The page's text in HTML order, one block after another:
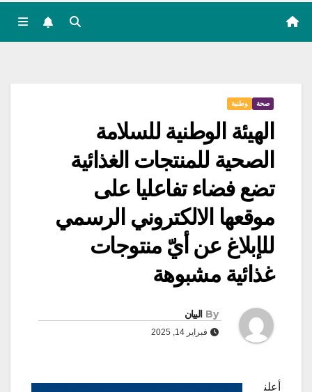
صحة وطنية
الهيئة الوطنية للسلامة
الصحية للمنتجات الغذائية
تضع فضاء تفاعليا على
موقعها الالكتروني الرسمي
للإبلاغ عن أيّ منتوجات
غذائية مشبوهة
By البيان
فبراير 14, 2025
أعلن